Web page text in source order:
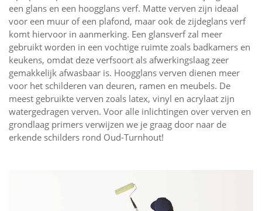
een glans en een hoogglans verf. Matte verven zijn ideaal
voor een muur of een plafond, maar ook de zijdeglans verf
komt hiervoor in aanmerking. Een glansverf zal meer
gebruikt worden in een vochtige ruimte zoals badkamers en
keukens, omdat deze verfsoort als afwerkingslaag zeer
gemakkelijk afwasbaar is. Hoogglans verven dienen meer
voor het schilderen van deuren, ramen en meubels. De
meest gebruikte verven zoals latex, vinyl en acrylaat zijn
watergedragen verven. Voor alle inlichtingen over verven en
grondlaag primers verwijzen we je graag door naar de
erkende schilders rond Oud-Turnhout!